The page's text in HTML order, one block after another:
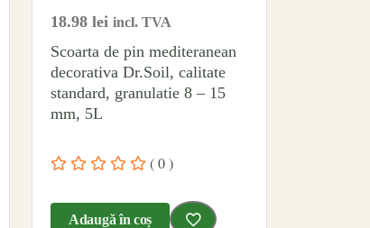
18.98 lei incl. TVA
Scoarta de pin mediteranean
decorativa Dr.Soil, calitate
standard, granulatie 8 – 15
mm, 5L
( 0 )
Adaugă în coș